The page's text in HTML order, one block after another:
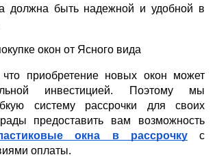
должна быть надежной и удобной в
окон от Ясного вида
приобретение новых окон может
инвестицией. Поэтому мы
систему рассрочки для своих
предоставить вам возможность
окна в рассрочкус
оплаты.